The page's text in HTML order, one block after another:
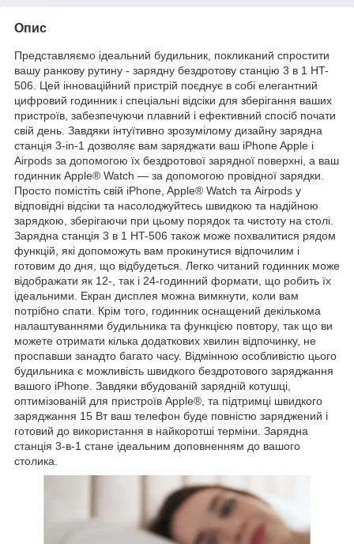
Опис
Представляємо ідеальний будильник, покликаний спростити
вашу ранкову рутину - зарядну бездротову станцію 3 в 1 HT-
506. Цей інноваційний пристрій поєднує в собі елегантний
цифровий годинник і спеціальні відсіки для зберігання ваших
пристроїв, забезпечуючи плавний і ефективний спосіб почати
свій день. Завдяки інтуїтивно зрозумілому дизайну зарядна
станція 3-in-1 дозволяє вам заряджати ваш iPhone Apple і
Airpods за допомогою їх бездротової зарядної поверхні, а ваш
годинник Apple® Watch — за допомогою провідної зарядки.
Просто помістіть свій iPhone, Apple® Watch та Airpods у
відповідні відсіки та насолоджуйтесь швидкою та надійною
зарядкою, зберігаючи при цьому порядок та чистоту на столі.
Зарядна станція 3 в 1 HT-506 також може похвалитися рядом
функцій, які допоможуть вам прокинутися відпочилим і
готовим до дня, що відбудеться. Легко читаний годинник може
відображати як 12-, так і 24-годинний формати, що робить їх
ідеальними. Екран дисплея можна вимкнути, коли вам
потрібно спати. Крім того, годинник оснащений декількома
налаштуваннями будильника та функцією повтору, так що ви
можете отримати кілька додаткових хвилин відпочинку, не
проспавши занадто багато часу. Відмінною особливістю цього
будильника є можливість швидкого бездротового заряджання
вашого iPhone. Завдяки вбудованій зарядній котушці,
оптимізованій для пристроїв Apple®, та підтримці швидкого
заряджання 15 Вт ваш телефон буде повністю заряджений і
готовий до використання в найкоротші терміни. Зарядна
станція 3-в-1 стане ідеальним доповненням до вашого
столика.